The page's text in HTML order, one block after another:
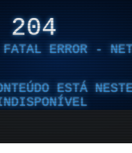
204
ERROR -
ESTÁ